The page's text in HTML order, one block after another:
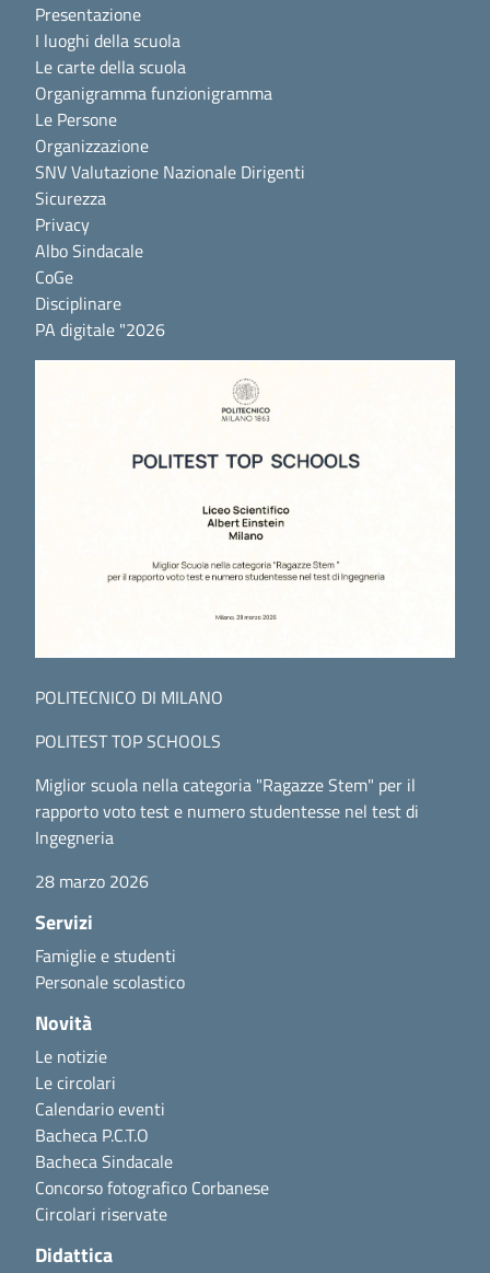
Presentazione
I luoghi della scuola
Le carte della scuola
Organigramma funzionigramma
Le Persone
Organizzazione
SNV Valutazione Nazionale Dirigenti
Sicurezza
Privacy
Albo Sindacale
CoGe
Disciplinare
PA digitale "2026
POLITECNICO DI MILANO
POLITEST TOP SCHOOLS
Miglior scuola nella categoria "Ragazze Stem" per il
rapporto voto test e numero studentesse nel test di
Ingegneria
28 marzo 2026
Servizi
Famiglie e studenti
Personale scolastico
Novità
Le notizie
Le circolari
Calendario eventi
Bacheca P.C.T.O
Bacheca Sindacale
Concorso fotografico Corbanese
Circolari riservate
Didattica